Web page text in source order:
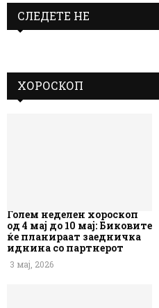
СЛЕДЕТЕ НЕ
ХОРОСКОП
Голем неделен хороскоп
од 4 мај до 10 мај: Биковите
ќе планираат заедничка
иднина со партнерот
3 мај, 2026